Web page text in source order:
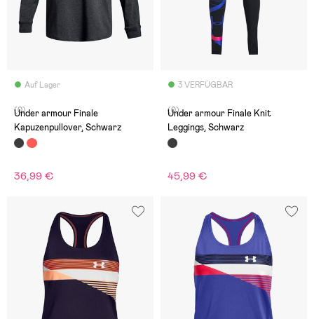
Auf Lager
(0)
Under armour Finale
Kapuzenpullover, Schwarz
36,99 €
3 VERFÜGBAR
(0)
Under armour Finale Knit
Leggings, Schwarz
45,99 €